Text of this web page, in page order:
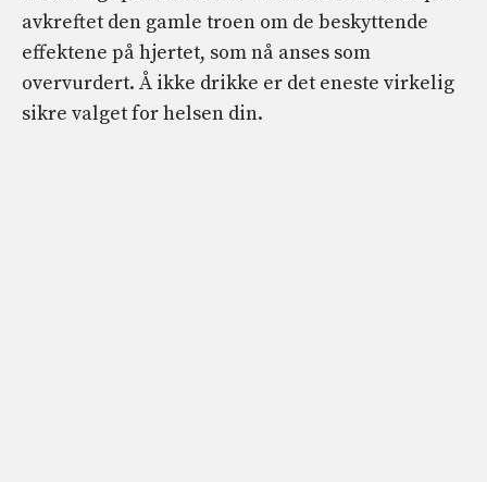
avkreftet den gamle troen om de beskyttende
effektene på hjertet, som nå anses som
overvurdert. Å ikke drikke er det eneste virkelig
sikre valget for helsen din.